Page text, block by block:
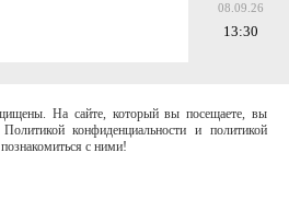
08.09.26
13:30
На сайте, который вы посещаете, вы
конфиденциальности и политикой
с ними!